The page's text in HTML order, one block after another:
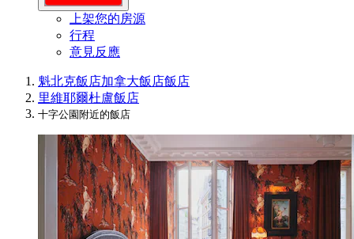
上架您的房源
行程
意見反應
魁北克飯店加拿大飯店飯店
里維耶爾杜盧飯店
十字公園附近的飯店